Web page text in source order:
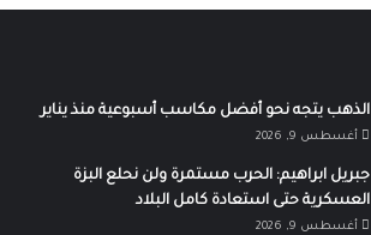
الذهب يتجه نحو أفضل مكاسب أسبوعية منذ يناير
أغسطس 9, 2026
جبريل ابراهيم: الحرب مستمرة ولن نحلع البزة
العسكرية حتى استعادة كامل البلاد
أغسطس 9, 2026